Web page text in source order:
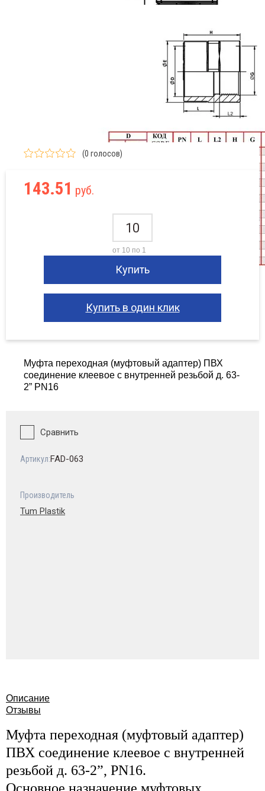
(0 голосов)
143.51 руб.
от 10 по 1
Купить
Купить в один клик
Муфта переходная (муфтовый адаптер) ПВХ
соединение клеевое с внутренней резьбой д. 63-
2” PN16
Сравнить
Артикул:FAD-063
Производитель
Tum Plastik
Описание
Отзывы
Муфта переходная (муфтовый адаптер)
ПВХ соединение клеевое с внутренней
резьбой д. 63-2”, PN16.